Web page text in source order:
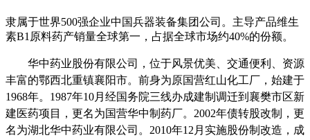
隶属于世界500强企业中国兵器装备集团公司。主导产品维生
素B1原料药产销量全球第一，占据全球市场约40%的份额。
华中药业股份有限公司，位于风景优美、交通便利、资源
丰富的鄂西北重镇襄阳市。前身为原国营红山化工厂，始建于
1968年。1987年10月经国务院三线办成建制调迁到襄樊市区新
建医药项目，更名为国营华中制药厂。2002年债转股改制，更
名为湖北华中药业有限公司。2010年12月实施股份制改造，成